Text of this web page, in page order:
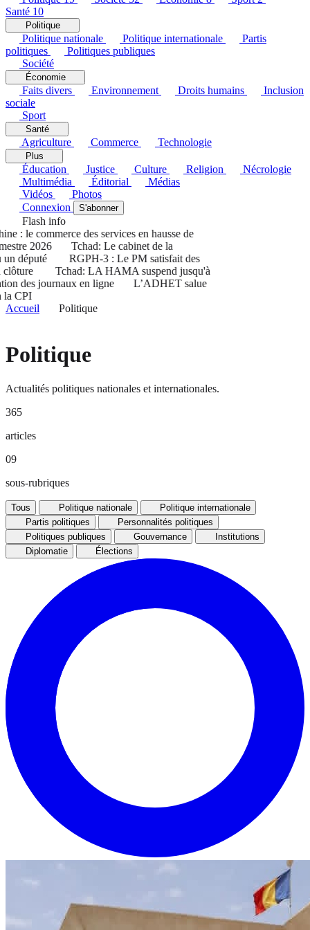
Santé 10
Politique
Politique nationale Politique internationale
Partis
politiques
Politiques publiques
Société
Économie
Faits divers Environnement Droits humains
Inclusion
sociale
Sport
Santé
Agriculture Commerce Technologie
Plus
Éducation Justice Culture Religion
Nécrologie
Multimédia
Éditorial
Médias
Vidéos
Photos
Connexion
S'abonner
Flash info
: le commerce des services en hausse de
2026
Tchad: Le cabinet de la
député
RGPH-3 : Le PM satisfait des
Tchad: LA HAMA suspend jusqu'à
des journaux en ligne
L’ADHET salue
CPI
Accueil
Politique
Politique
Actualités politiques nationales et internationales.
365
articles
09
sous-rubriques
Tous Politique nationale
Politique internationale
Partis politiques
Personnalités politiques
Politiques publiques
Gouvernance
Institutions
Diplomatie
Élections